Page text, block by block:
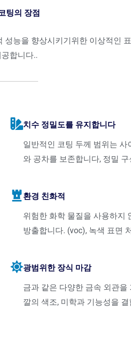
팅의 장점
능을 향상시키기위한 이상적인
합니다..
치수 정밀도를 유지합니다
일반적인 코팅 두께 범위는
와 공차를 보존합니다, 정밀
환경 친화적
위험한 화학 물질을 사용하지
방출합니다. (voc), 녹색 표면
광범위한 장식 마감
금과 같은 다양한 금속 외관을
깔의 색조, 미학과 기능성을